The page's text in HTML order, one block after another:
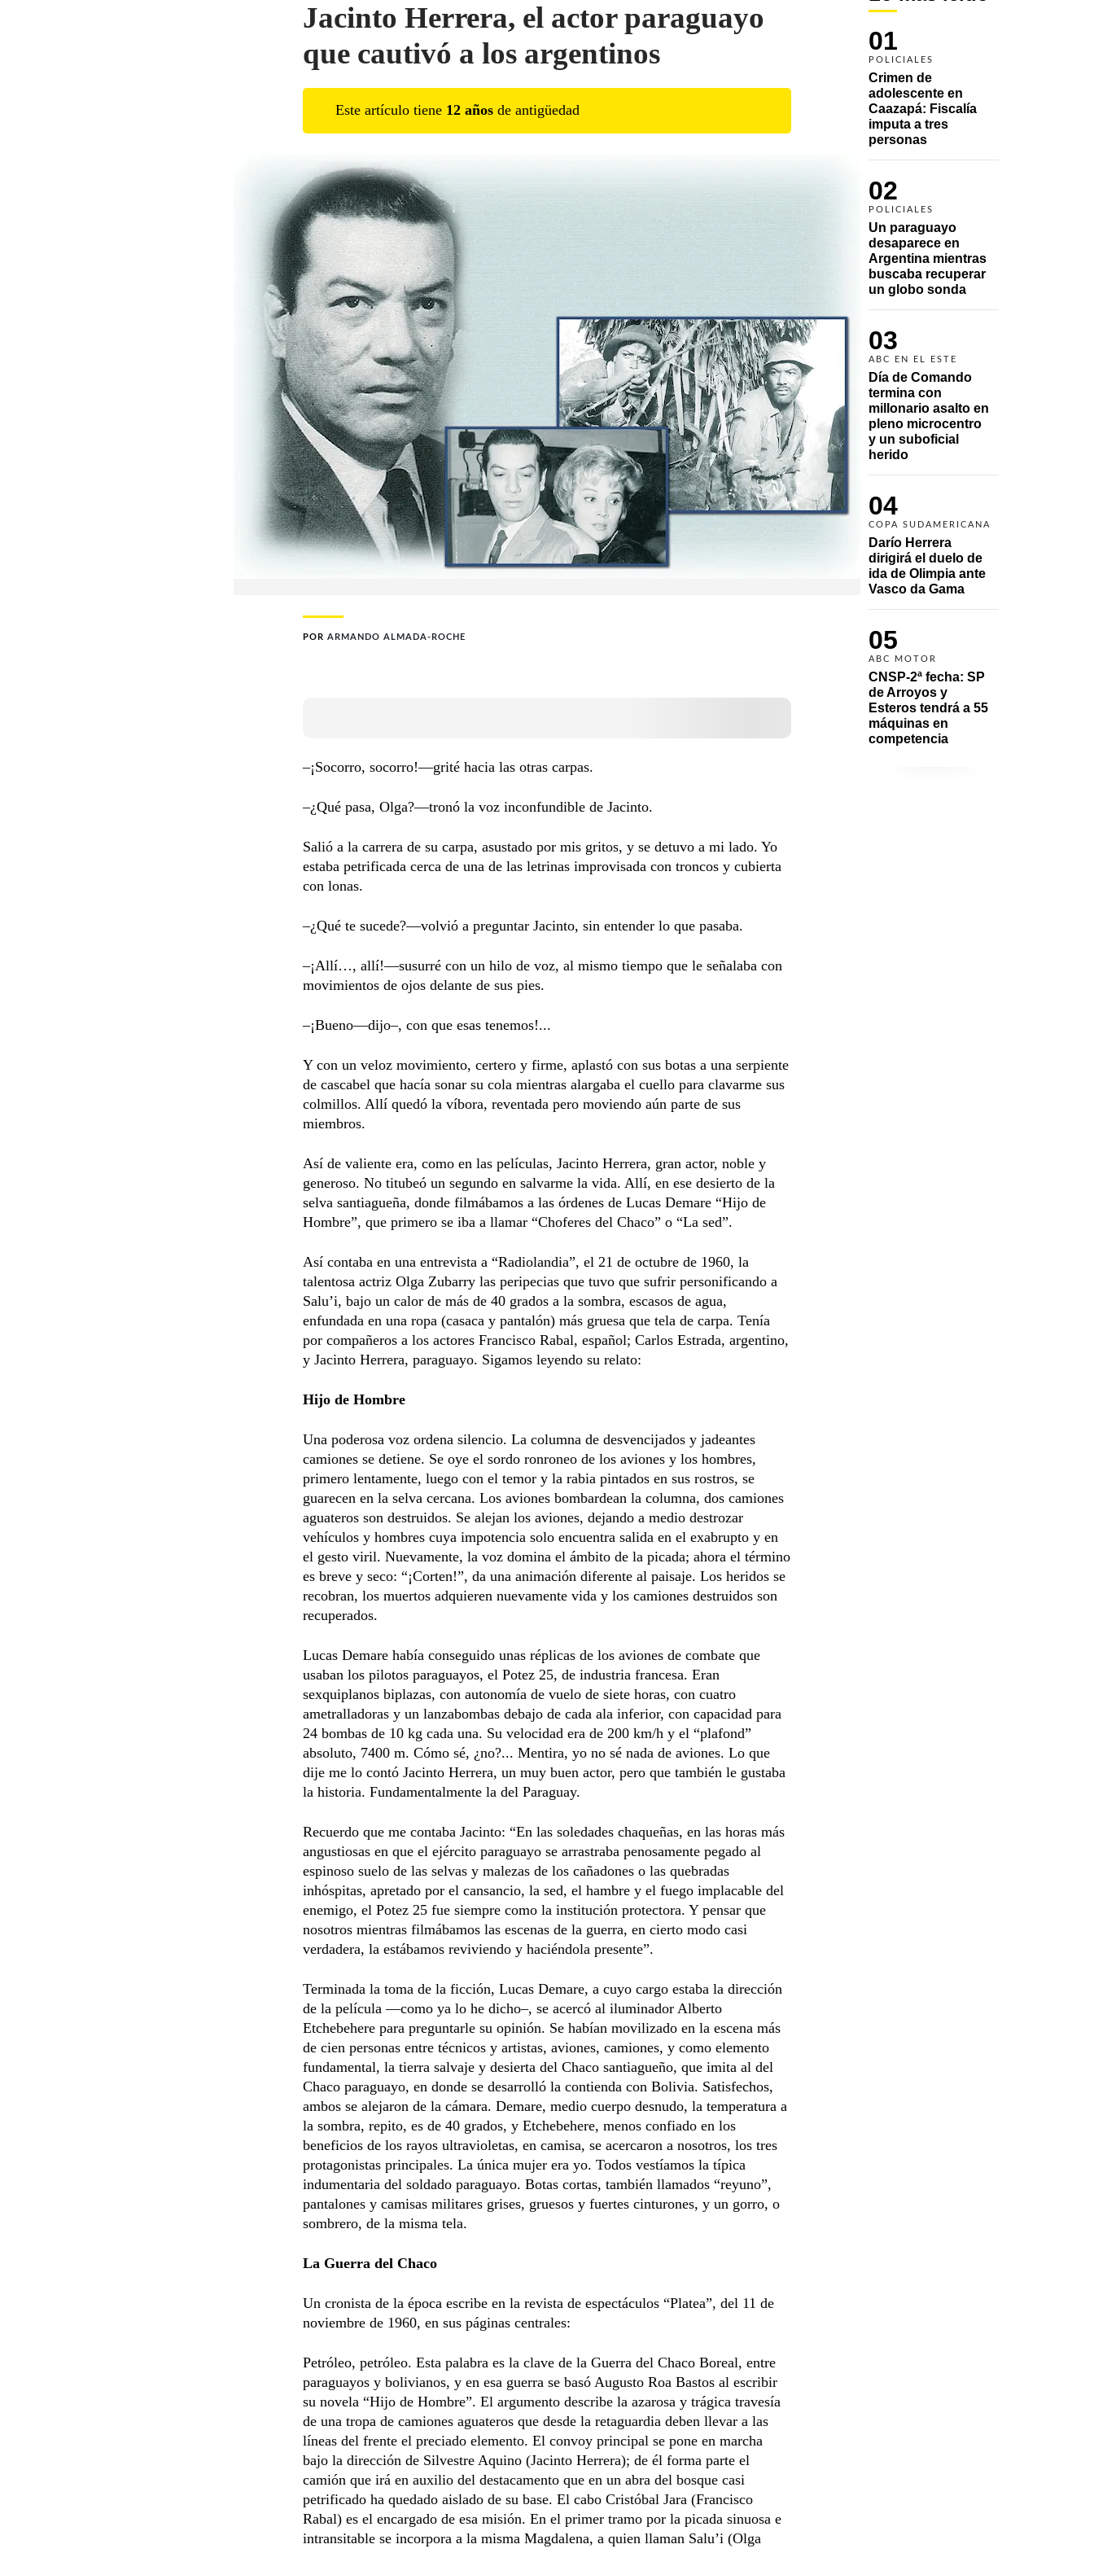
01
POLICIALES
Crimen de
adolescente en
Caazapá: Fiscalía
imputa a tres
personas
02
POLICIALES
Un paraguayo
desaparece en
Argentina mientras
buscaba recuperar
un globo sonda
03
ABC EN EL ESTE
Día de Comando
termina con
millonario asalto en
pleno microcentro
y un suboficial
herido
04
COPA SUDAMERICANA
Darío Herrera
dirigirá el duelo de
ida de Olimpia ante
Vasco da Gama
05
ABC MOTOR
CNSP-2ª fecha: SP
de Arroyos y
Esteros tendrá a 55
máquinas en
competencia
Jacinto Herrera, el actor paraguayo
que cautivó a los argentinos
Este artículo tiene 12 años de antigüedad
POR ARMANDO ALMADA-ROCHE
–¡Socorro, socorro!—grité hacia las otras carpas.
–¿Qué pasa, Olga?—tronó la voz inconfundible de Jacinto.
Salió a la carrera de su carpa, asustado por mis gritos, y se detuvo a mi lado. Yo
estaba petrificada cerca de una de las letrinas improvisada con troncos y cubierta
con lonas.
–¿Qué te sucede?—volvió a preguntar Jacinto, sin entender lo que pasaba.
–¡Allí…, allí!—susurré con un hilo de voz, al mismo tiempo que le señalaba con
movimientos de ojos delante de sus pies.
–¡Bueno—dijo–, con que esas tenemos!...
Y con un veloz movimiento, certero y firme, aplastó con sus botas a una serpiente
de cascabel que hacía sonar su cola mientras alargaba el cuello para clavarme sus
colmillos. Allí quedó la víbora, reventada pero moviendo aún parte de sus
miembros.
Así de valiente era, como en las películas, Jacinto Herrera, gran actor, noble y
generoso. No titubeó un segundo en salvarme la vida. Allí, en ese desierto de la
selva santiagueña, donde filmábamos a las órdenes de Lucas Demare “Hijo de
Hombre”, que primero se iba a llamar “Choferes del Chaco” o “La sed”.
Así contaba en una entrevista a “Radiolandia”, el 21 de octubre de 1960, la
talentosa actriz Olga Zubarry las peripecias que tuvo que sufrir personificando a
Salu’i, bajo un calor de más de 40 grados a la sombra, escasos de agua,
enfundada en una ropa (casaca y pantalón) más gruesa que tela de carpa. Tenía
por compañeros a los actores Francisco Rabal, español; Carlos Estrada, argentino,
y Jacinto Herrera, paraguayo. Sigamos leyendo su relato:
Hijo de Hombre
Una poderosa voz ordena silencio. La columna de desvencijados y jadeantes
camiones se detiene. Se oye el sordo ronroneo de los aviones y los hombres,
primero lentamente, luego con el temor y la rabia pintados en sus rostros, se
guarecen en la selva cercana. Los aviones bombardean la columna, dos camiones
aguateros son destruidos. Se alejan los aviones, dejando a medio destrozar
vehículos y hombres cuya impotencia solo encuentra salida en el exabrupto y en
el gesto viril. Nuevamente, la voz domina el ámbito de la picada; ahora el término
es breve y seco: “¡Corten!”, da una animación diferente al paisaje. Los heridos se
recobran, los muertos adquieren nuevamente vida y los camiones destruidos son
recuperados.
Lucas Demare había conseguido unas réplicas de los aviones de combate que
usaban los pilotos paraguayos, el Potez 25, de industria francesa. Eran
sexquiplanos biplazas, con autonomía de vuelo de siete horas, con cuatro
ametralladoras y un lanzabombas debajo de cada ala inferior, con capacidad para
24 bombas de 10 kg cada una. Su velocidad era de 200 km/h y el “plafond”
absoluto, 7400 m. Cómo sé, ¿no?... Mentira, yo no sé nada de aviones. Lo que
dije me lo contó Jacinto Herrera, un muy buen actor, pero que también le gustaba
la historia. Fundamentalmente la del Paraguay.
Recuerdo que me contaba Jacinto: “En las soledades chaqueñas, en las horas más
angustiosas en que el ejército paraguayo se arrastraba penosamente pegado al
espinoso suelo de las selvas y malezas de los cañadones o las quebradas
inhóspitas, apretado por el cansancio, la sed, el hambre y el fuego implacable del
enemigo, el Potez 25 fue siempre como la institución protectora. Y pensar que
nosotros mientras filmábamos las escenas de la guerra, en cierto modo casi
verdadera, la estábamos reviviendo y haciéndola presente”.
Terminada la toma de la ficción, Lucas Demare, a cuyo cargo estaba la dirección
de la película —como ya lo he dicho–, se acercó al iluminador Alberto
Etchebehere para preguntarle su opinión. Se habían movilizado en la escena más
de cien personas entre técnicos y artistas, aviones, camiones, y como elemento
fundamental, la tierra salvaje y desierta del Chaco santiagueño, que imita al del
Chaco paraguayo, en donde se desarrolló la contienda con Bolivia. Satisfechos,
ambos se alejaron de la cámara. Demare, medio cuerpo desnudo, la temperatura a
la sombra, repito, es de 40 grados, y Etchebehere, menos confiado en los
beneficios de los rayos ultravioletas, en camisa, se acercaron a nosotros, los tres
protagonistas principales. La única mujer era yo. Todos vestíamos la típica
indumentaria del soldado paraguayo. Botas cortas, también llamados “reyuno”,
pantalones y camisas militares grises, gruesos y fuertes cinturones, y un gorro, o
sombrero, de la misma tela.
La Guerra del Chaco
Un cronista de la época escribe en la revista de espectáculos “Platea”, del 11 de
noviembre de 1960, en sus páginas centrales:
Petróleo, petróleo. Esta palabra es la clave de la Guerra del Chaco Boreal, entre
paraguayos y bolivianos, y en esa guerra se basó Augusto Roa Bastos al escribir
su novela “Hijo de Hombre”. El argumento describe la azarosa y trágica travesía
de una tropa de camiones aguateros que desde la retaguardia deben llevar a las
líneas del frente el preciado elemento. El convoy principal se pone en marcha
bajo la dirección de Silvestre Aquino (Jacinto Herrera); de él forma parte el
camión que irá en auxilio del destacamento que en un abra del bosque casi
petrificado ha quedado aislado de su base. El cabo Cristóbal Jara (Francisco
Rabal) es el encargado de esa misión. En el primer tramo por la picada sinuosa e
intransitable se incorpora a la misma Magdalena, a quien llaman Salu’i (Olga